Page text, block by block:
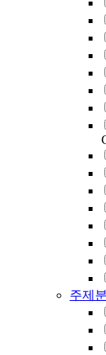
주제